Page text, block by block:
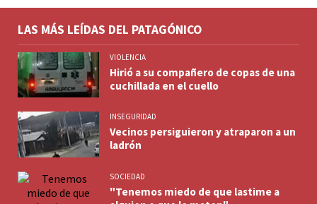
LAS MÁS LEÍDAS DEL PATAGÓNICO
VIOLENCIA
Hirió a su compañero de copas de una
cuchillada en el cuello
INSEGURIDAD
Vecinos persiguieron y atraparon a un
ladrón
SOCIEDAD
"Tenemos miedo de que lastime a